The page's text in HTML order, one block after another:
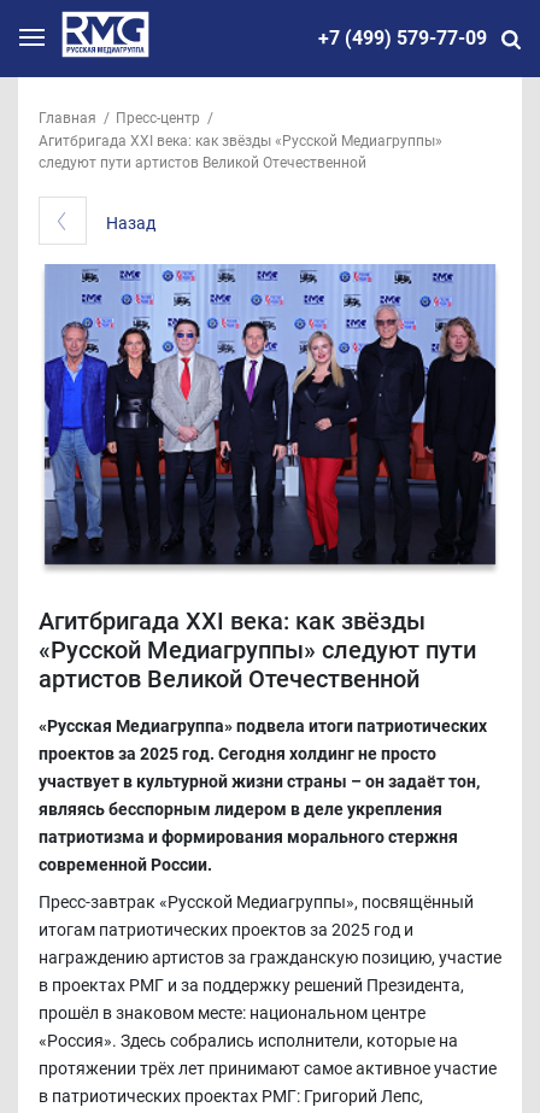
+7 (499) 579-77-09
Главная
Пресс-центр
Агитбригада XXI века: как звёзды «Русской Медиагруппы»
следуют пути артистов Великой Отечественной
Назад
Агитбригада XXI века: как звёзды
«Русской Медиагруппы» следуют пути
артистов Великой Отечественной
«Русская Медиагруппа» подвела итоги патриотических
проектов за 2025 год. Сегодня холдинг не просто
участвует в культурной жизни страны – он задаёт тон,
являясь бесспорным лидером в деле укрепления
патриотизма и формирования морального стержня
современной России.
Пресс-завтрак «Русской Медиагруппы», посвящённый
итогам патриотических проектов за 2025 год и
награждению артистов за гражданскую позицию, участие
в проектах РМГ и за поддержку решений Президента,
прошёл в знаковом месте: национальном центре
«Россия». Здесь собрались исполнители, которые на
протяжении трёх лет принимают самое активное участие
в патриотических проектах РМГ: Григорий Лепс,